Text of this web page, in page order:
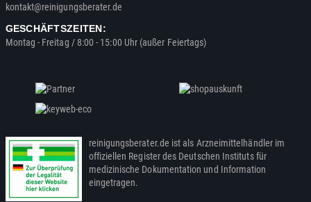
kontakt@reinigungsberater.de
GESCHÄFTSZEITEN:
Montag - Freitag / 8:00 - 15:00 Uhr (außer Feiertags)
reinigungsberater.de ist als Arzneimittelhändler im
offiziellen Register des Deutschen Instituts für
medizinische Dokumentation und Information
eingetragen.